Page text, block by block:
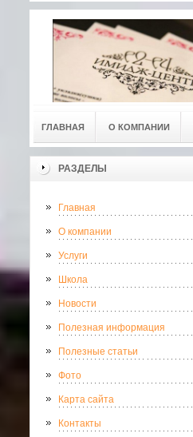
ГЛАВНАЯ О КОМПАНИИ
РАЗДЕЛЫ
Главная
О компании
Услуги
Школа
Новости
Полезная информация
Полезные статьи
Фото
Карта сайта
Контакты